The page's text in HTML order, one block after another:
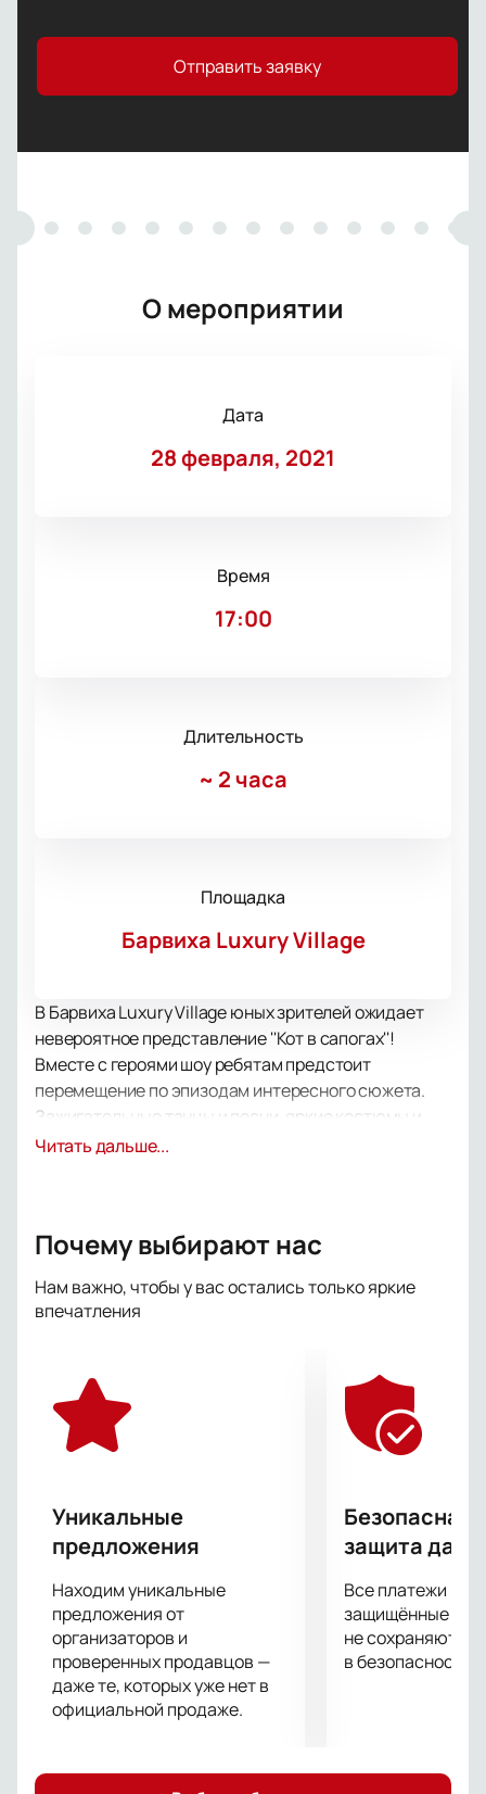
Отправить заявку
О мероприятии
Дата
28 февраля, 2021
Время
17:00
Длительность
~ 2 часа
Площадка
Барвиха Luxury Village
В Барвиха Luxury Village юных зрителей ожидает
невероятное представление ''Кот в сапогах''!
Вместе с героями шоу ребятам предстоит
перемещение по эпизодам интересного сюжета.
Зажигательные танцы и песни, яркие костюмы и
невероятные декорации, самые современные
Постоянная смена событий, веселые шутки,
забыть обо всем, кроме происходящего на сцене.
Вновь добро и справедливость восторжествуют,
Посетите ''Кота в сапогах'' всей семьей и получите
заряд позитива и самых добрых эмоций!
Читать дальше...
Почему выбирают нас
Нам важно, чтобы у вас остались только яркие
впечатления
Уникальные
предложения
Находим уникальные
предложения от
организаторов и
проверенных продавцов —
даже те, которых уже нет в
официальной продаже.
Безопасная
защита
Все платежи
защищённые
не сохраняются
в безопасности.